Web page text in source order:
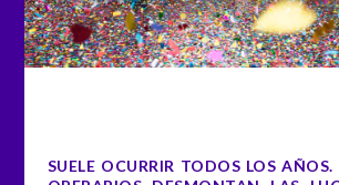
SUELE OCURRIR TODOS LOS